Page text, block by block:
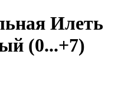
Илеть
(0...+7)